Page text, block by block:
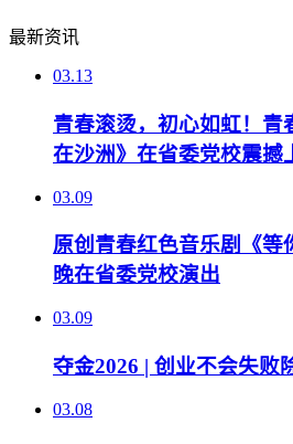
最新资讯
03.13
青春滚烫，初心如虹！青
在沙洲》在省委党校震撼
03.09
原创青春红色音乐剧《等
晚在省委党校演出
03.09
夺金2026 | 创业不会失败
03.08